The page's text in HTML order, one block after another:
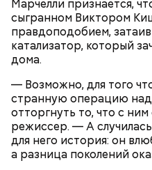
Марчелли признается,
сыгранном Виктором
правдоподобием,
катализатор, который
дома.
— Возможно, для того
странную операцию над
отторгнуть то, что с
режиссер. — А
для него история: он
а разница поколений
Ранние плоды, по словам